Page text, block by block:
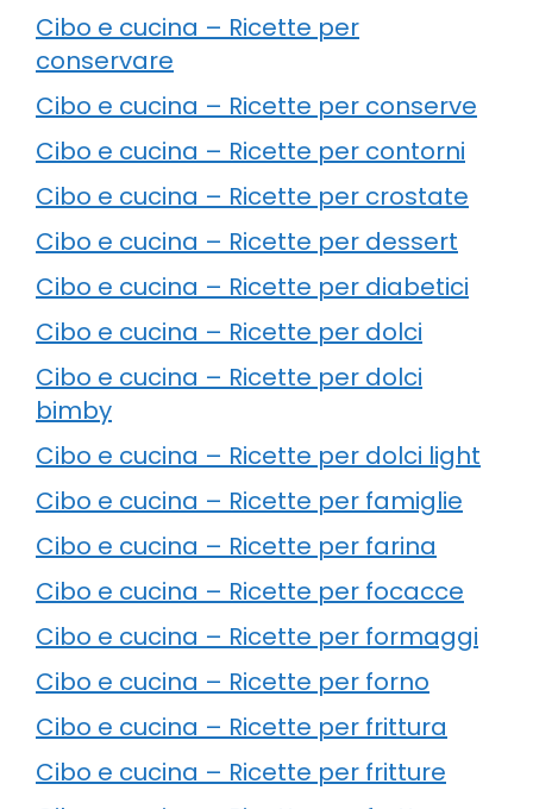
Cibo e cucina – Ricette per
conservare
Cibo e cucina – Ricette per conserve
Cibo e cucina – Ricette per contorni
Cibo e cucina – Ricette per crostate
Cibo e cucina – Ricette per dessert
Cibo e cucina – Ricette per diabetici
Cibo e cucina – Ricette per dolci
Cibo e cucina – Ricette per dolci
bimby
Cibo e cucina – Ricette per dolci light
Cibo e cucina – Ricette per famiglie
Cibo e cucina – Ricette per farina
Cibo e cucina – Ricette per focacce
Cibo e cucina – Ricette per formaggi
Cibo e cucina – Ricette per forno
Cibo e cucina – Ricette per frittura
Cibo e cucina – Ricette per fritture